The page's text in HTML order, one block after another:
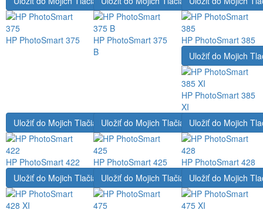
HP PhotoSmart 375
HP PhotoSmart 375
B
HP PhotoSmart 385
Uložiť do Mojich
HP PhotoSmart 385
XI
Uložiť do Mojich Tlačiarní
HP PhotoSmart 422
Uložiť do Mojich Tlačiarní
HP PhotoSmart 425
Uložiť do Mojich
HP PhotoSmart 428
Uložiť do Mojich TlačiarníUložiť do Mojich TlačiarníUložiť do Mojich